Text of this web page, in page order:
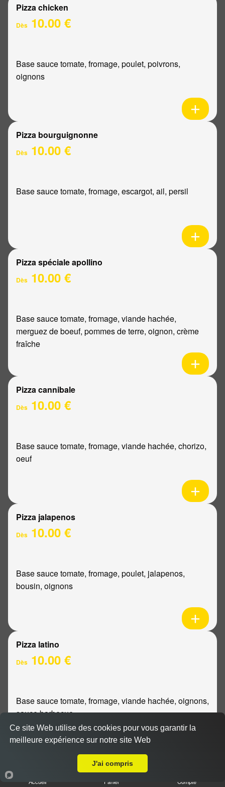
Pizza chicken
Dès 10.00 €
Base sauce tomate, fromage, poulet, poivrons,
oignons
Pizza bourguignonne
Dès 10.00 €
Base sauce tomate, fromage, escargot, ail, persil
Pizza spéciale apollino
Dès 10.00 €
Base sauce tomate, fromage, viande hachée,
merguez de boeuf, pommes de terre, oignon, crème
fraîche
Pizza cannibale
Dès 10.00 €
Base sauce tomate, fromage, viande hachée, chorizo,
oeuf
Pizza jalapenos
Dès 10.00 €
Base sauce tomate, fromage, poulet, jalapenos,
bousin, oignons
Pizza latino
Dès 10.00 €
Base sauce tomate, fromage, viande hachée, oignons,
sauce barbecue
Accueil Panier Compte
Ce site Web utilise des cookies pour vous garantir la
meilleure expérience sur notre site Web
J'ai compris